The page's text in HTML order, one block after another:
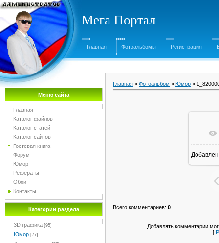
Мега Портал
Главная Фотоальбомы Регистрация
Меню сайта
Главная
Каталог файлов
Каталог статей
Каталог сайтов
Гостевая книга
Форум
Юмор
Рефераты
Обои
Контакты
Категории раздела
3D графика [95]
Юмор [77]
Главная » Фотоальбом » Юмор »
Всего комментариев: 0
Добавлять комментарии
[